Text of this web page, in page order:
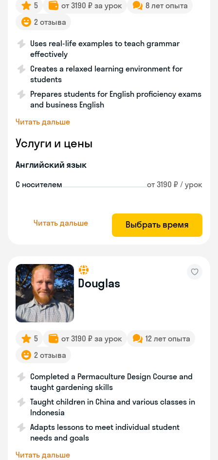
5 от 3190 ₽ за урок
8 лет опыта
2 отзыва
Uses real-life examples to teach grammar
effectively
Creates a relaxed learning environment for
students
Prepares students for English proficiency exams
and business English
Читать дальше
Услуги и цены
Английский язык
С носителем от 3190 ₽ / урок
Читать дальше Выбрать время
Douglas
5 от 3190 ₽ за урок
12 лет опыта
2 отзыва
Completed a Permaculture Design Course and
taught gardening skills
Taught children in China and various classes in
Indonesia
Adapts lessons to meet individual student
needs and goals
Читать дальше